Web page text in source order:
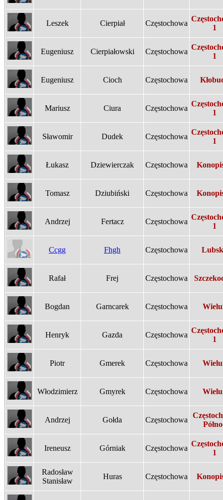
Leszek Cierpiał Częstochowa
1
Eugeniusz Cierpiałowski Częstochowa
1
Eugeniusz Cioch Częstochowa
Mariusz Ciura Częstochowa
1
Sławomir Dudek Częstochowa
1
Łukasz Dziewierczak Częstochowa
Tomasz Dziubiński Częstochowa
Andrzej Fertacz Częstochowa
1
Ccgg Fhgh Częstochowa
Rafał Frej Częstochowa
Bogdan Garncarek Częstochowa
Henryk Gazda Częstochowa
1
Piotr Gmerek Częstochowa
Włodzimierz Gmyrek Częstochowa
Andrzej Gołda Częstochowa
Ireneusz Górniak Częstochowa
1
Radosław
Stanisław
Huras Częstochowa